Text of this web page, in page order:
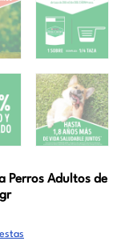
Perros Adultos de